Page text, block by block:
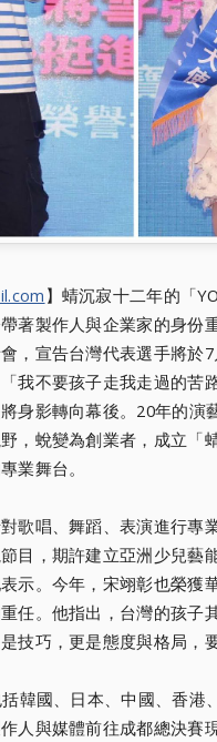
】蜻沉寂十二年的「
著製作人與企業家的身份
，宣告台灣代表選手將於
我不要孩子走我走過的苦
身影轉向幕後。20年的
，蛻變為創業者，成立「
業舞台。
歌唱、舞蹈、表演進行專
目，期許建立亞洲少兒藝
示。今年，宋翊彰也榮獲
任。他指出，台灣的孩子
技巧，更是態度與格局，
韓國、日本、中國、香
人與媒體前往成都總決賽